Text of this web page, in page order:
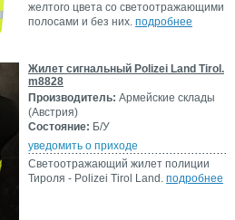
желтого цвета со светоотражающими
полосами и без них. подробнее
Жилет сигнальный Polizei Land Tirol.
m8828
Производитель: Армейские склады
(Австрия)
Состояние: Б/У
уведомить о приходе
Светоотражающий жилет полиции
Тироля - Polizei Tirol Land. подробнее